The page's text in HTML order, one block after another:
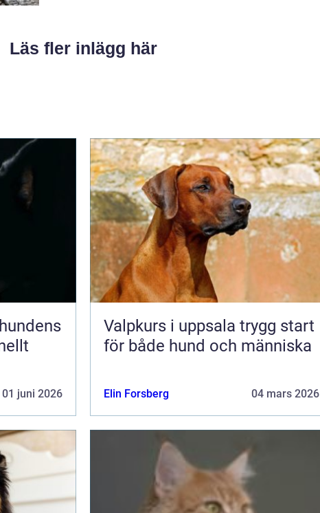
Läs fler inlägg här
01 juni 2026
Valpkurs i uppsala trygg start
för både hund och människa
Elin Forsberg 04 mars 2026